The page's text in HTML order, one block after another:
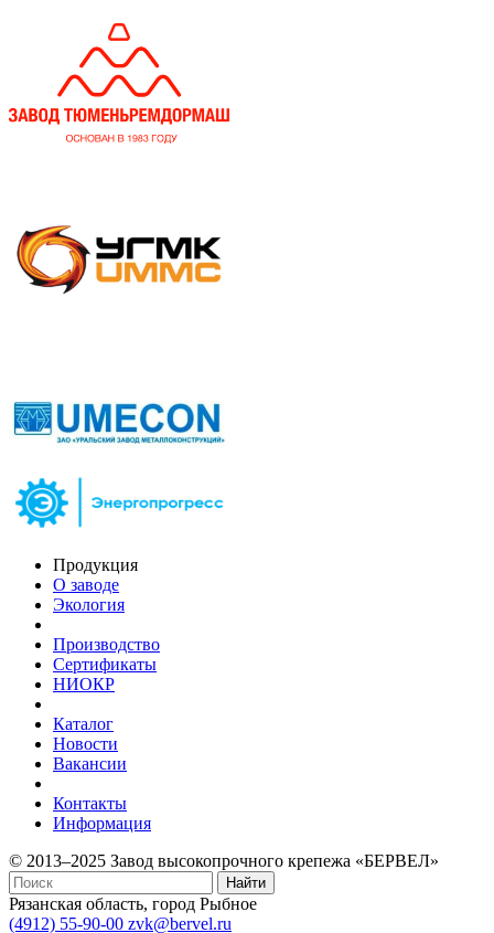
Продукция
О заводе
Экология
Производство
Сертификаты
НИОКР
Каталог
Новости
Вакансии
Контакты
Информация
© 2013–2025 Завод высокопрочного крепежа «БЕРВЕЛ»
Найти
Рязанская область, город Рыбное
(4912) 55-90-00 zvk@bervel.ru